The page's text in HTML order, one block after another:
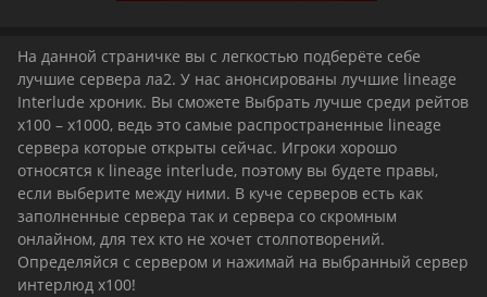
На данной страничке вы с легкостью подберёте себе
лучшие сервера ла2. У нас анонсированы лучшие lineage
Interlude хроник. Вы сможете Выбрать лучше среди рейтов
x100 – x1000, ведь это самые распространенные lineage
сервера которые открыты сейчас. Игроки хорошо
относятся к lineage interlude, поэтому вы будете правы,
если выберите между ними. В куче серверов есть как
заполненные сервера так и сервера со скромным
онлайном, для тех кто не хочет столпотворений.
Определяйся с сервером и нажимай на выбранный сервер
интерлюд x100!